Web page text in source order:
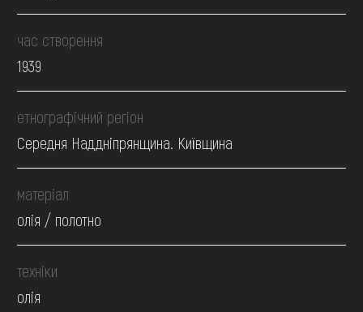
час створення
1939
етнографічний регіон
Середня Наддніпрянщина. Київщина
матеріал
олія / полотно
техніки
олія